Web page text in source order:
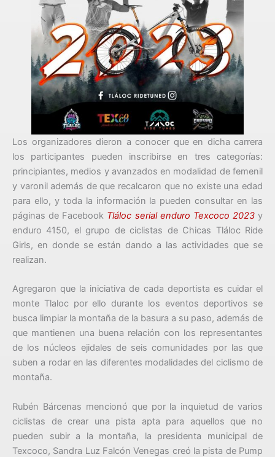
Los organizadores dieron a conocer que en dicha carrera
los participantes pueden inscribirse en tres categorías:
principiantes, medios y avanzados en modalidad de femenil
y varonil además de que recalcaron que no existe una edad
para ello, y toda la información la pueden consultar en las
páginas de Facebook Tláloc serial enduro Texcoco 2023y
enduro 4150, el grupo de ciclistas de Chicas Tláloc Ride
Girls, en donde se están dando a las actividades que se
realizan.
Agregaron que la iniciativa de cada deportista es cuidar el
monte Tlaloc por ello durante los eventos deportivos se
busca limpiar la montaña de la basura a su paso, además de
que mantienen una buena relación con los representantes
de los núcleos ejidales de seis comunidades por las que
suben a rodar en las diferentes modalidades del ciclismo de
montaña.
Rubén Bárcenas mencionó que por la inquietud de varios
ciclistas de crear una pista apta para aquellos que no
pueden subir a la montaña, la presidenta municipal de
Texcoco, Sandra Luz Falcón Venegas creó la pista de Pump